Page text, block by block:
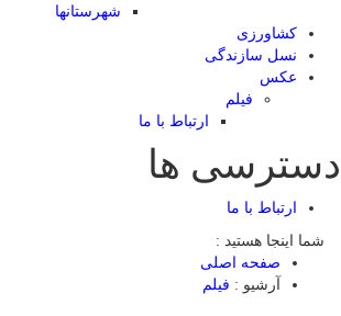
شهرستانها
کشاورزی
نسل سازندگی
عکس
فیلم
ارتباط با ما
دسترسی ها
ارتباط با ما
شما اینجا هستید :
صفحه اصلی
آرشیو : فیلم